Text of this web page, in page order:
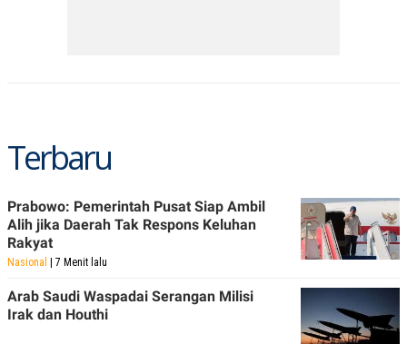
Terbaru
Prabowo: Pemerintah Pusat Siap Ambil
Alih jika Daerah Tak Respons Keluhan
Rakyat
Nasional | 7 Menit lalu
Arab Saudi Waspadai Serangan Milisi
Irak dan Houthi